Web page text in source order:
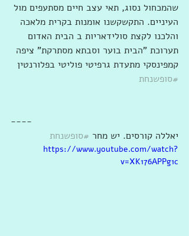
שהמכחול נסוג, תאי עצב חיים מסתעפים מול
העיניים. התקשקשנו אומנות בקרית מלאכה
והלכנו לקצת סולידאריות ב הבית האדום
תערוכת "הבית בוער וסבתא מסתרקת" ציפה
קמפינסקי מתעדת גרפיטי פוליטי בפלורנטין
#סופשנחת
----
יאללה קורסים. יש מחר #סופשנחת
https://www.youtube.com/watch?
v=XK176APPg1c